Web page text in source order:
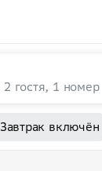
2 гостя, 1 номер
Завтрак включён